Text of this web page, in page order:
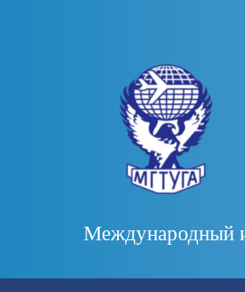
Международный